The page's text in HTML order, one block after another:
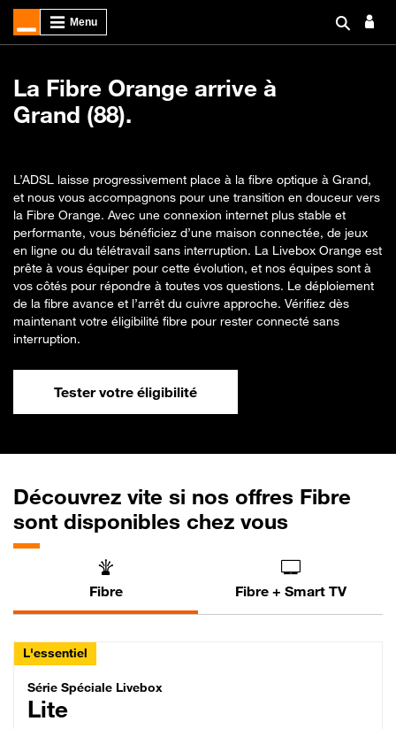
La Fibre Orange arrive à
Grand (88).
L’ADSL laisse progressivement place à la fibre optique à Grand,
et nous vous accompagnons pour une transition en douceur vers
la Fibre Orange. Avec une connexion internet plus stable et
performante, vous bénéficiez d’une maison connectée, de jeux
en ligne ou du télétravail sans interruption. La Livebox Orange est
prête à vous équiper pour cette évolution, et nos équipes sont à
vos côtés pour répondre à toutes vos questions. Le déploiement
de la fibre avance et l’arrêt du cuivre approche. Vérifiez dès
maintenant votre éligibilité fibre pour rester connecté sans
interruption.
Tester votre éligibilité
Découvrez vite si nos offres Fibre
sont disponibles chez vous
Fibre Fibre + Smart TV
L'essentiel
Série Spéciale Livebox Lite Fibre
Série Spéciale Livebox
Lite